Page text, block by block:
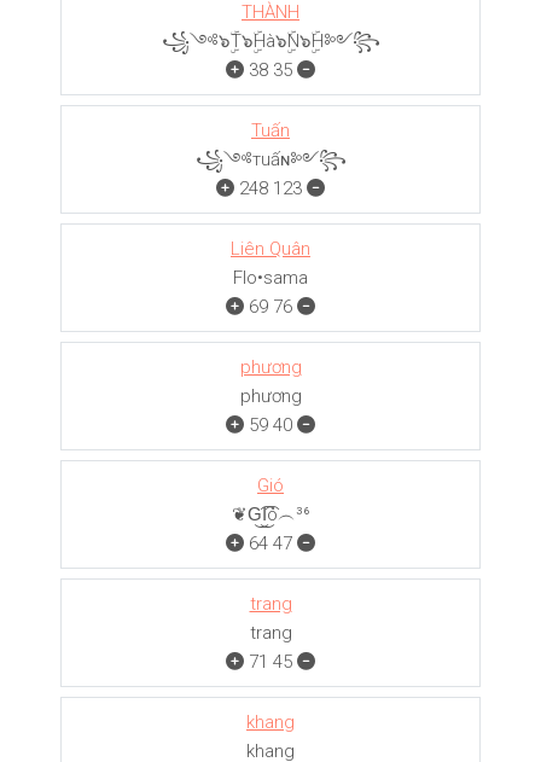
THÀNH
꧁༺๖ۣۜT๖ۣۜHà๖ۣۜN๖ۣۜH༻꧂
38 35
Tuấn
꧁༺тuấɴ༻꧂
248 123
Liên Quân
Flo•sama
69 76
phương
phương
59 40
Gió
❦G͜͡I͜͡ó︵³⁶
64 47
trang
trang
71 45
khang
khang